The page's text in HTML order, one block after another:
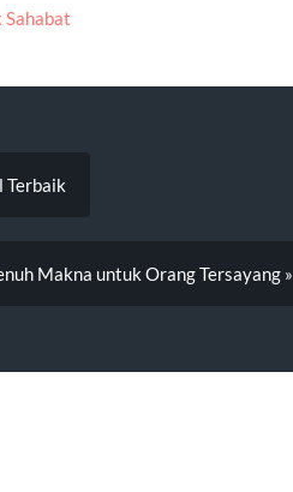
Sahabat
Terbaik
Makna untuk Orang Tersayang »